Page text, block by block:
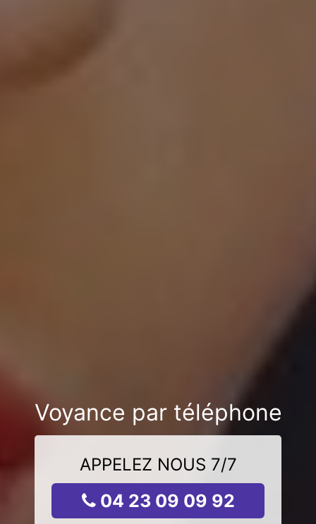
Voyance par téléphone
APPELEZ NOUS 7/7
04 23 09 09 92